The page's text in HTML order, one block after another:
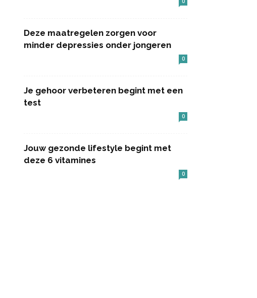
Deze maatregelen zorgen voor
minder depressies onder jongeren
0
Je gehoor verbeteren begint met een
test
0
Jouw gezonde lifestyle begint met
deze 6 vitamines
0